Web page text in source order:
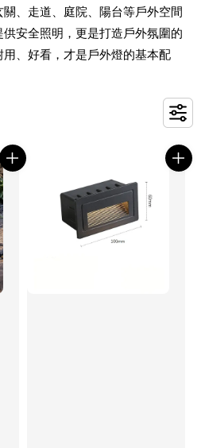
、走道、庭院、陽台等戶外空間
安全照明，更是打造戶外氛圍的
、好看，才是戶外燈的基本配